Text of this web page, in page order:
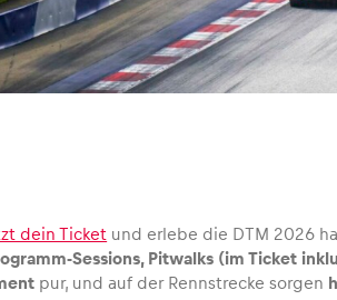
dein Ticket und erlebe die DTM 2026
Sessions, Pitwalks (im Ticket
pur, und auf der Rennstrecke sorgen